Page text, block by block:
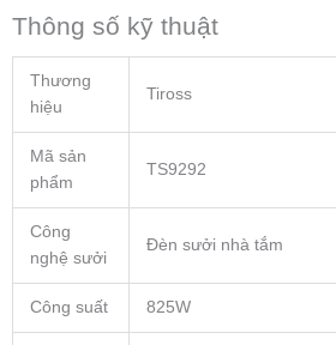
Thông số kỹ thuật
Thương
hiệu
Tiross
Mã sản
phẩm
TS9292
Công
nghệ sưởi
Đèn sưởi nhà tắm
Công suất 825W